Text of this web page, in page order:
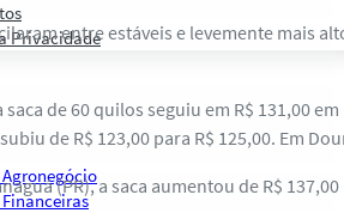
Privacidadeentre estáveis e levemente mais
de 60 quilos seguiu em R$ 131,00
de R$ 123,00 para R$ 125,00. Em
(PR), a saca aumentou de R$